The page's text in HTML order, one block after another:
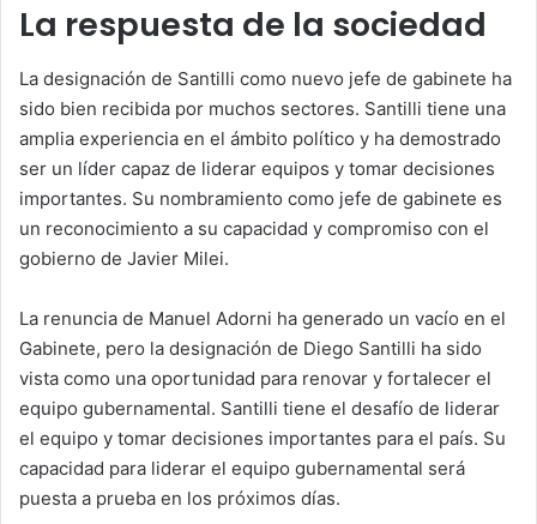
La respuesta de la sociedad
La designación de Santilli como nuevo jefe de gabinete ha
sido bien recibida por muchos sectores. Santilli tiene una
amplia experiencia en el ámbito político y ha demostrado
ser un líder capaz de liderar equipos y tomar decisiones
importantes. Su nombramiento como jefe de gabinete es
un reconocimiento a su capacidad y compromiso con el
gobierno de Javier Milei.
La renuncia de Manuel Adorni ha generado un vacío en el
Gabinete, pero la designación de Diego Santilli ha sido
vista como una oportunidad para renovar y fortalecer el
equipo gubernamental. Santilli tiene el desafío de liderar
el equipo y tomar decisiones importantes para el país. Su
capacidad para liderar el equipo gubernamental será
puesta a prueba en los próximos días.